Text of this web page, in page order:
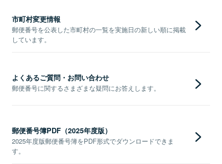
市町村変更情報
郵便番号を公表した市町村の一覧を実施日の新しい順に掲載
しています。
よくあるご質問・お問い合わせ
郵便番号に関するさまざまな疑問にお答えします。
郵便番号簿PDF（2025年度版）
2025年度版郵便番号簿をPDF形式でダウンロードできま
す。